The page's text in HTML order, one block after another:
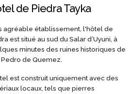
de Piedra Tayka
agréable établissement, l'hôtel de
est situé au sud du Salar d’Uyuni, à
minutes des ruines historiques de
Pedro de Quemez.
est construit uniquement avec des
locaux, tels que pierres